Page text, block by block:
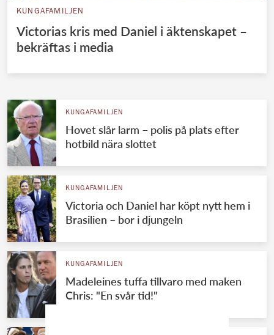
KUNGAFAMILJEN
Victorias kris med Daniel i äktenskapet –
bekräftas i media
KUNGAFAMILJEN
Hovet slår larm – polis på plats efter
hotbild nära slottet
KUNGAFAMILJEN
Victoria och Daniel har köpt nytt hem i
Brasilien – bor i djungeln
KUNGAFAMILJEN
Madeleines tuffa tillvaro med maken
Chris: "En svår tid!"